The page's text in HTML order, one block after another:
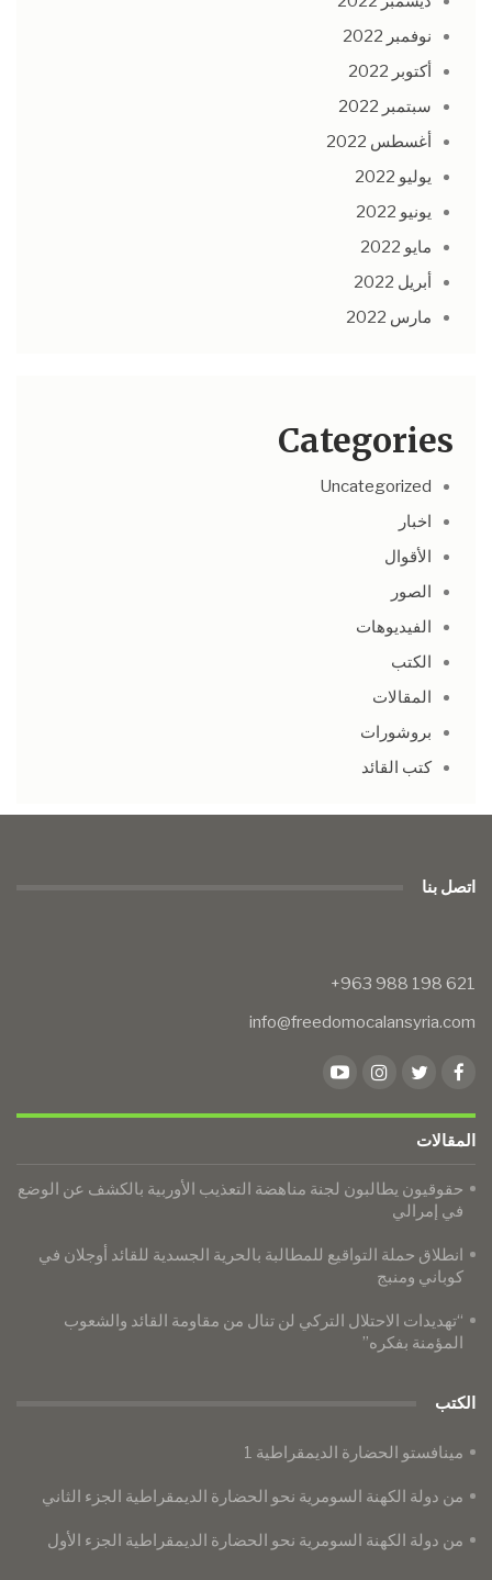
نوفمبر 2022
أكتوبر 2022
سبتمبر 2022
أغسطس 2022
يوليو 2022
يونيو 2022
مايو 2022
أبريل 2022
مارس 2022
Categories
Uncategorized
اخبار
الأقوال
الصور
الفيديوهات
الكتب
المقالات
بروشورات
كتب القائد
اتصل بنا
info@freedomocalansyria.com
المقالات
حقوقيون يطالبون لجنة مناهضة التعذيب الأوربية بالكشف عن الوضع
في إمرالي
انطلاق حملة التواقيع للمطالبة بالحرية الجسدية للقائد أوجلان في
كوباني ومنبج
“تهديدات الاحتلال التركي لن تنال من مقاومة القائد والشعوب
المؤمنة بفكره”
الكتب
مينافستو الحضارة الديمقراطية 1
من دولة الكهنة السومرية نحو الحضارة الديمقراطية الجزء الثاني
من دولة الكهنة السومرية نحو الحضارة الديمقراطية الجزء الأول